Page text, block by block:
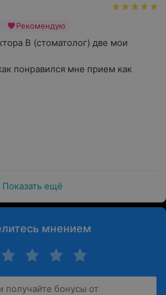
Рекомендую
В (стоматолог) две мои
понравился мне прием как
Показать ещё
мнением